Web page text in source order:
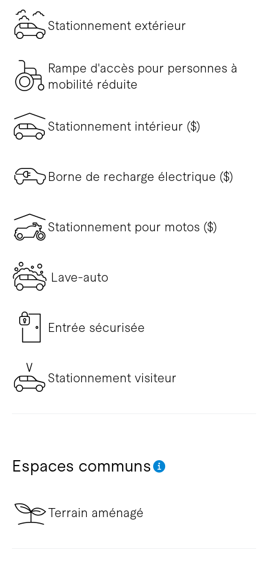
Stationnement extérieur
Rampe d'accès pour personnes à
mobilité réduite
Stationnement intérieur ($)
Borne de recharge électrique ($)
Stationnement pour motos ($)
Lave-auto
Entrée sécurisée
Stationnement visiteur
Espaces communs
Terrain aménagé